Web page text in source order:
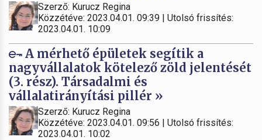
Szerző: Kurucz Regina
Közzétéve: 2023.04.01. 09:39 | Utolsó frissítés:
2023.04.01. 10:09
A mérhető épületek segítik a
nagyvállalatok kötelező zöld jelentését
(3. rész). Társadalmi és
vállalatirányítási pillér »
Szerző: Kurucz Regina
Közzétéve: 2023.04.01. 09:56 | Utolsó frissítés:
2023.04.01. 10:02